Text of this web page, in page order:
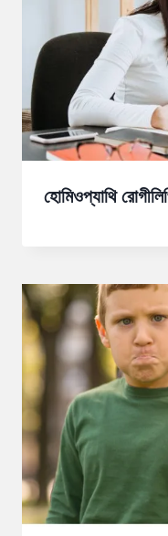
হোমিওপ্যাথি